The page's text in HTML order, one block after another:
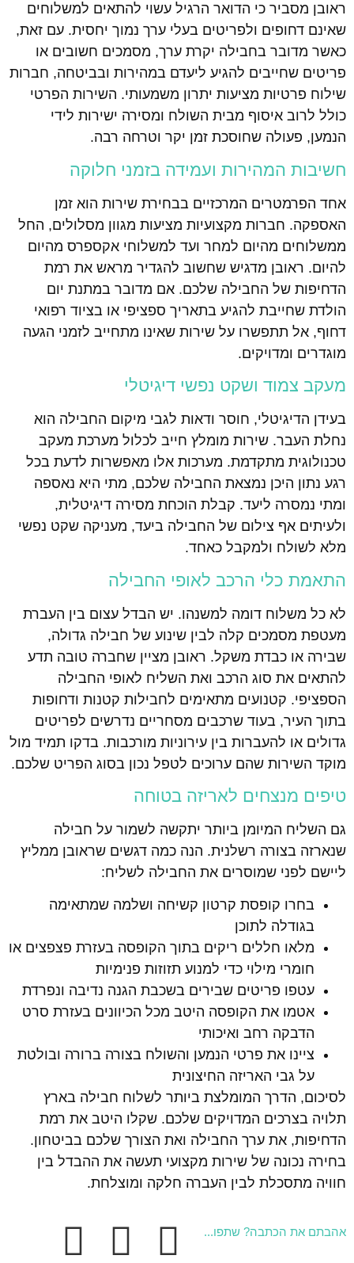
ראובן מסביר כי הדואר הרגיל עשוי להתאים למשלוחים
שאינם דחופים ולפריטים בעלי ערך נמוך יחסית. עם זאת,
כאשר מדובר בחבילה יקרת ערך, מסמכים חשובים או
פריטים שחייבים להגיע ליעדם במהירות ובביטחה, חברות
שילוח פרטיות מציעות יתרון משמעותי. השירות הפרטי
כולל לרוב איסוף מבית השולח ומסירה ישירות לידי
הנמען, פעולה שחוסכת זמן יקר וטרחה רבה.
חשיבות המהירות ועמידה בזמני חלוקה
אחד הפרמטרים המרכזיים בבחירת שירות הוא זמן
האספקה. חברות מקצועיות מציעות מגוון מסלולים, החל
ממשלוחים מהיום למחר ועד למשלוחי אקספרס מהיום
להיום. ראובן מדגיש שחשוב להגדיר מראש את רמת
הדחיפות של החבילה שלכם. אם מדובר במתנת יום
הולדת שחייבת להגיע בתאריך ספציפי או בציוד רפואי
דחוף, אל תתפשרו על שירות שאינו מתחייב לזמני הגעה
מוגדרים ומדויקים.
מעקב צמוד ושקט נפשי דיגיטלי
בעידן הדיגיטלי, חוסר ודאות לגבי מיקום החבילה הוא
נחלת העבר. שירות מומלץ חייב לכלול מערכת מעקב
טכנולוגית מתקדמת. מערכות אלו מאפשרות לדעת בכל
רגע נתון היכן נמצאת החבילה שלכם, מתי היא נאספה
ומתי נמסרה ליעד. קבלת הוכחת מסירה דיגיטלית,
ולעיתים אף צילום של החבילה ביעד, מעניקה שקט נפשי
מלא לשולח ולמקבל כאחד.
התאמת כלי הרכב לאופי החבילה
לא כל משלוח דומה למשנהו. יש הבדל עצום בין העברת
מעטפת מסמכים קלה לבין שינוע של חבילה גדולה,
שבירה או כבדת משקל. ראובן מציין שחברה טובה תדע
להתאים את סוג הרכב ואת השליח לאופי החבילה
הספציפי. קטנועים מתאימים לחבילות קטנות ודחופות
בתוך העיר, בעוד שרכבים מסחריים נדרשים לפריטים
גדולים או להעברות בין עירוניות מורכבות. בדקו תמיד מול
מוקד השירות שהם ערוכים לטפל נכון בסוג הפריט שלכם.
טיפים מנצחים לאריזה בטוחה
גם השליח המיומן ביותר יתקשה לשמור על חבילה
שנארזה בצורה רשלנית. הנה כמה דגשים שראובן ממליץ
ליישם לפני שמוסרים את החבילה לשליח:
בחרו קופסת קרטון קשיחה ושלמה שמתאימה
בגודלה לתוכן
מלאו חללים ריקים בתוך הקופסה בעזרת פצפצים או
חומרי מילוי כדי למנוע תזוזות פנימיות
עטפו פריטים שבירים בשכבת הגנה נדיבה ונפרדת
אטמו את הקופסה היטב מכל הכיוונים בעזרת סרט
הדבקה רחב ואיכותי
ציינו את פרטי הנמען והשולח בצורה ברורה ובולטת
על גבי האריזה החיצונית
לסיכום, הדרך המומלצת ביותר לשלוח חבילה בארץ
תלויה בצרכים המדויקים שלכם. שקלו היטב את רמת
הדחיפות, את ערך החבילה ואת הצורך שלכם בביטחון.
בחירה נכונה של שירות מקצועי תעשה את ההבדל בין
חוויה מתסכלת לבין העברה חלקה ומוצלחת.
אהבתם את הכתבה? שתפו...